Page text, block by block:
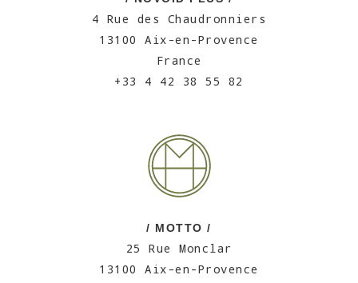
4 Rue des Chaudronniers
13100 Aix-en-Provence
France
+33 4 42 38 55 82
/ MOTTO /
25 Rue Monclar
13100 Aix-en-Provence